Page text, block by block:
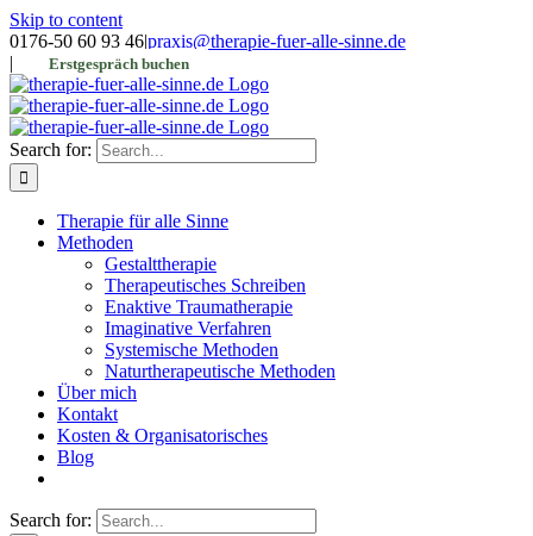
Skip to content
0176-50 60 93 46|praxis@therapie-fuer-alle-sinne.de
|
Erstgespräch buchen
Search for:
Therapie für alle Sinne
Methoden
Gestalttherapie
Therapeutisches Schreiben
Enaktive Traumatherapie
Imaginative Verfahren
Systemische Methoden
Naturtherapeutische Methoden
Über mich
Kontakt
Kosten & Organisatorisches
Blog
Search for: